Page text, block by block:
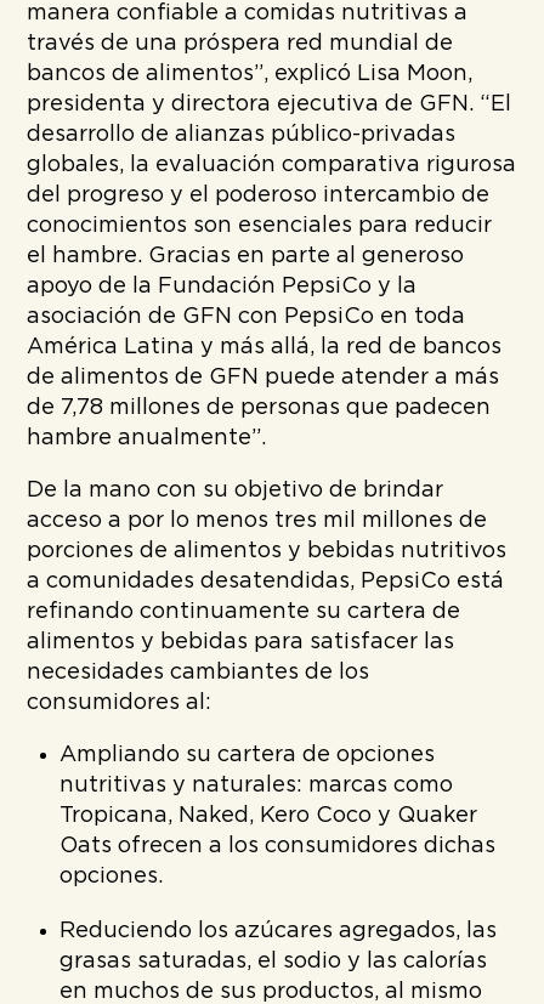
manera confiable a comidas nutritivas a
través de una próspera red mundial de
bancos de alimentos”, explicó Lisa Moon,
presidenta y directora ejecutiva de GFN. “El
desarrollo de alianzas público-privadas
globales, la evaluación comparativa rigurosa
del progreso y el poderoso intercambio de
conocimientos son esenciales para reducir
el hambre. Gracias en parte al generoso
apoyo de la Fundación PepsiCo y la
asociación de GFN con PepsiCo en toda
América Latina y más allá, la red de bancos
de alimentos de GFN puede atender a más
de 7,78 millones de personas que padecen
hambre anualmente”.
De la mano con su objetivo de brindar
acceso a por lo menos tres mil millones de
porciones de alimentos y bebidas nutritivos
a comunidades desatendidas, PepsiCo está
refinando continuamente su cartera de
alimentos y bebidas para satisfacer las
necesidades cambiantes de los
consumidores al:
Ampliando su cartera de opciones
nutritivas y naturales: marcas como
Tropicana, Naked, Kero Coco y Quaker
Oats ofrecen a los consumidores dichas
opciones.
Reduciendo los azúcares agregados, las
grasas saturadas, el sodio y las calorías
en muchos de sus productos, al mismo